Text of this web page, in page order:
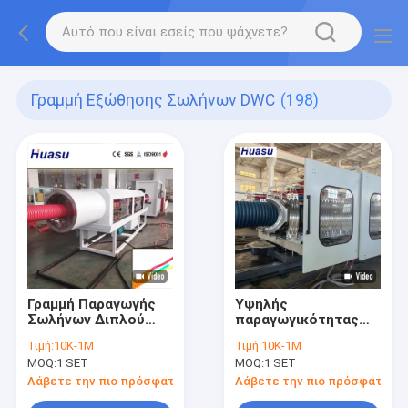
Γραμμή Εξώθησης Σωλήνων DWC (198)
Γραμμή Παραγωγής
Σωλήνων Διπλού
Ταχύτητας με
Χαμηλή Κατανάλωση
Ενέργειας και
Τεχνολογία Siemens
Τιμή:10K-1M
MOQ:1 SET
Λάβετε την πιο πρόσφατη τιμή
Υψηλής
παραγωγικότητας
κυματοειδούς
σωλήνα εξάντληση
γραμμή με 32-
1600mm διάμετρος
Τιμή:10K-1M
MOQ:1 SET
Λάβετε την πιο πρόσφατη